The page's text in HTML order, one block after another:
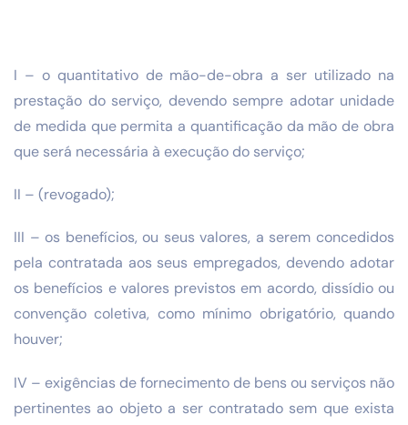
I – o quantitativo de mão-de-obra a ser utilizado na
prestação do serviço, devendo sempre adotar unidade
de medida que permita a quantificação da mão de obra
que será necessária à execução do serviço;
II – (revogado);
III – os benefícios, ou seus valores, a serem concedidos
pela contratada aos seus empregados, devendo adotar
os benefícios e valores previstos em acordo, dissídio ou
convenção coletiva, como mínimo obrigatório, quando
houver;
IV – exigências de fornecimento de bens ou serviços não
pertinentes ao objeto a ser contratado sem que exista